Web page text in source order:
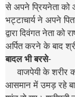
से अपने प्रियनेता को
भट्टाचार्य ने अपने
द्वारा दिवंगत नेता को
अर्पित करने के बाद
बादल भी बरसे-
वाजपेयी के शरीर
आसमान में उमड़ रहे